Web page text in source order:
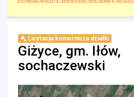
Licytacja komornicza działki
Giżyce, gm. Iłów,
sochaczewski